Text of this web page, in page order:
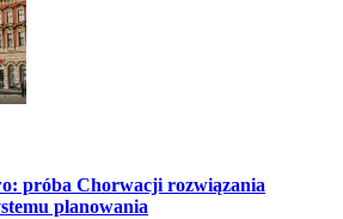
próba Chorwacji rozwiązania
planowania